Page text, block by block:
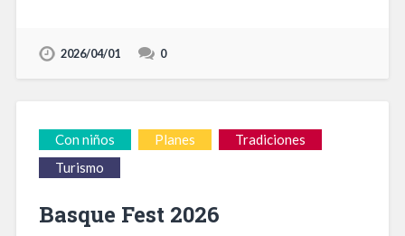
2026/04/01 0
Con niños Planes
Tradiciones
Turismo
Basque Fest 2026